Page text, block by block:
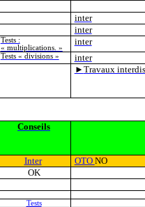
inter
inter
Tests :
« multiplications. »
inter
Tests « divisions »
inter
► Travaux
Conseils
Inter OTO NO
OK
Tests